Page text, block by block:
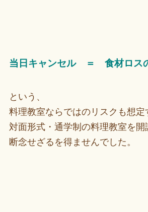
当日キャンセル ＝ 食材ロス
という、
料理教室ならではのリスクも想定
対面形式・通学制の料理教室を開
断念せざるを得ませんでした。